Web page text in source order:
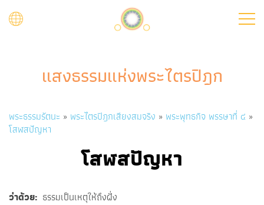
แสงธรรมแห่งพระไตรปิฎก
Breadcrumb
พระธรรมรัตนะ พระไตรปิฎกเสียงสมจริง
พระพุทธกิจ พรรษาที่ ๔
โสฬสปัญหา
โสฬสปัญหา
ว่าด้วย ธรรมเป็นเหตุให้ถึงฝั่ง